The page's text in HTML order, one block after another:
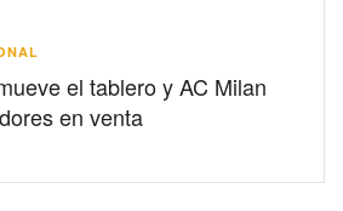
el tablero y AC Milan
en venta